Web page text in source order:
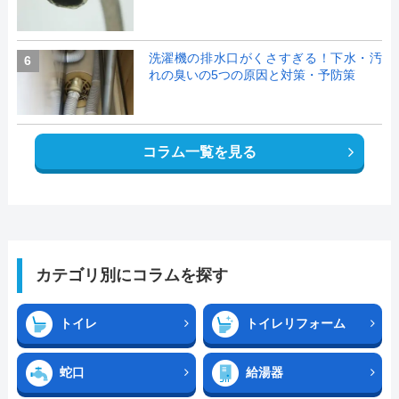
6
洗濯機の排水口がくさすぎる！下水・汚
れの臭いの5つの原因と対策・予防策
コラム一覧を見る
カテゴリ別にコラムを探す
トイレ トイレリフォーム
蛇口 給湯器